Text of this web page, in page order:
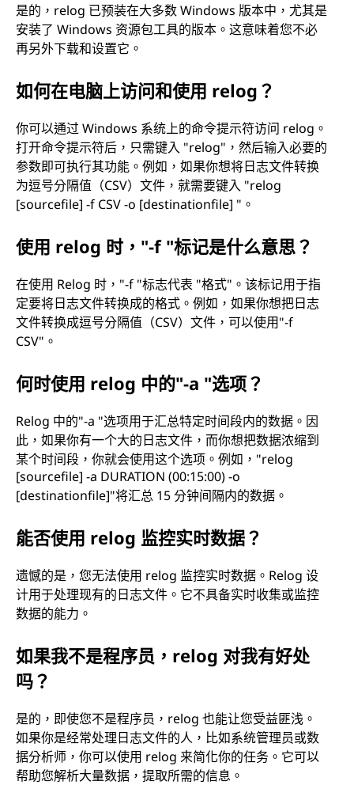
是的，relog 已预装在大多数 Windows 版本中，尤其是
安装了 Windows 资源包工具的版本。这意味着您不必
再另外下载和设置它。
如何在电脑上访问和使用 relog？
你可以通过 Windows 系统上的命令提示符访问 relog。
打开命令提示符后，只需键入 "relog"，然后输入必要的
参数即可执行其功能。例如，如果你想将日志文件转换
为逗号分隔值（CSV）文件，就需要键入 "relog
[sourcefile] -f CSV -o [destinationfile] "。
使用 relog 时，"-f "标记是什么意思？
在使用 Relog 时，"-f "标志代表 "格式"。该标记用于指
定要将日志文件转换成的格式。例如，如果你想把日志
文件转换成逗号分隔值（CSV）文件，可以使用"-f
CSV"。
何时使用 relog 中的"-a "选项？
Relog 中的"-a "选项用于汇总特定时间段内的数据。因
此，如果你有一个大的日志文件，而你想把数据浓缩到
某个时间段，你就会使用这个选项。例如，"relog
[sourcefile] -a DURATION (00:15:00) -o
[destinationfile]"将汇总 15 分钟间隔内的数据。
能否使用 relog 监控实时数据？
遗憾的是，您无法使用 relog 监控实时数据。Relog 设
计用于处理现有的日志文件。它不具备实时收集或监控
数据的能力。
如果我不是程序员，relog 对我有好处
吗？
是的，即使您不是程序员，relog 也能让您受益匪浅。
如果你是经常处理日志文件的人，比如系统管理员或数
据分析师，你可以使用 relog 来简化你的任务。它可以
帮助您解析大量数据，提取所需的信息。